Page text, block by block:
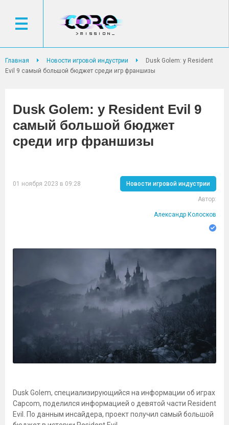
Главная Новости игровой индустрии
Dusk Golem: у Resident
Evil 9 самый большой бюджет среди игр франшизы
Dusk Golem: у Resident Evil 9
самый большой бюджет
среди игр франшизы
01 ноября 2023 в 09:28 Новости игровой индустрии
Автор:
Александр Колосков
Dusk Golem, специализирующийся на информации об играх
Capcom, поделился информацией о девятой части Resident
Evil. По данным инсайдера, проект получил самый большой